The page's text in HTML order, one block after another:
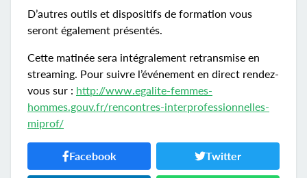
D’autres outils et dispositifs de formation vous
seront également présentés.
Cette matinée sera intégralement retransmise en
streaming. Pour suivre l’événement en direct rendez-
vous sur : http://www.egalite-femmes-
hommes.gouv.fr/rencontres-interprofessionnelles-
miprof/
Facebook Twitter